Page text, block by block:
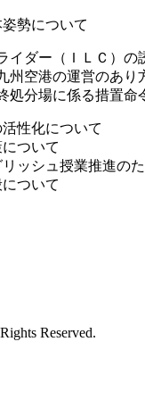
勢について
イダー（ＩＬＣ）の
州空港の運営のあり
処分場に係る措置命
性化について
ついて
ッシュ授業推進の
ついて
Reserved.